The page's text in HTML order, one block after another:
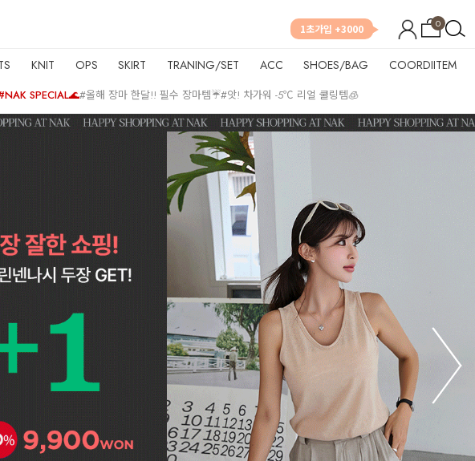
0
1초가입 +3000
KNIT OPS SKIRT TRANING/SET ACC SHOES/BAG COORDIITEM
SPECIAL🌊#올해 장마 한달!! 필수 장마템☔#앗! 차가워 -5℃ 리얼 쿨링템🧊